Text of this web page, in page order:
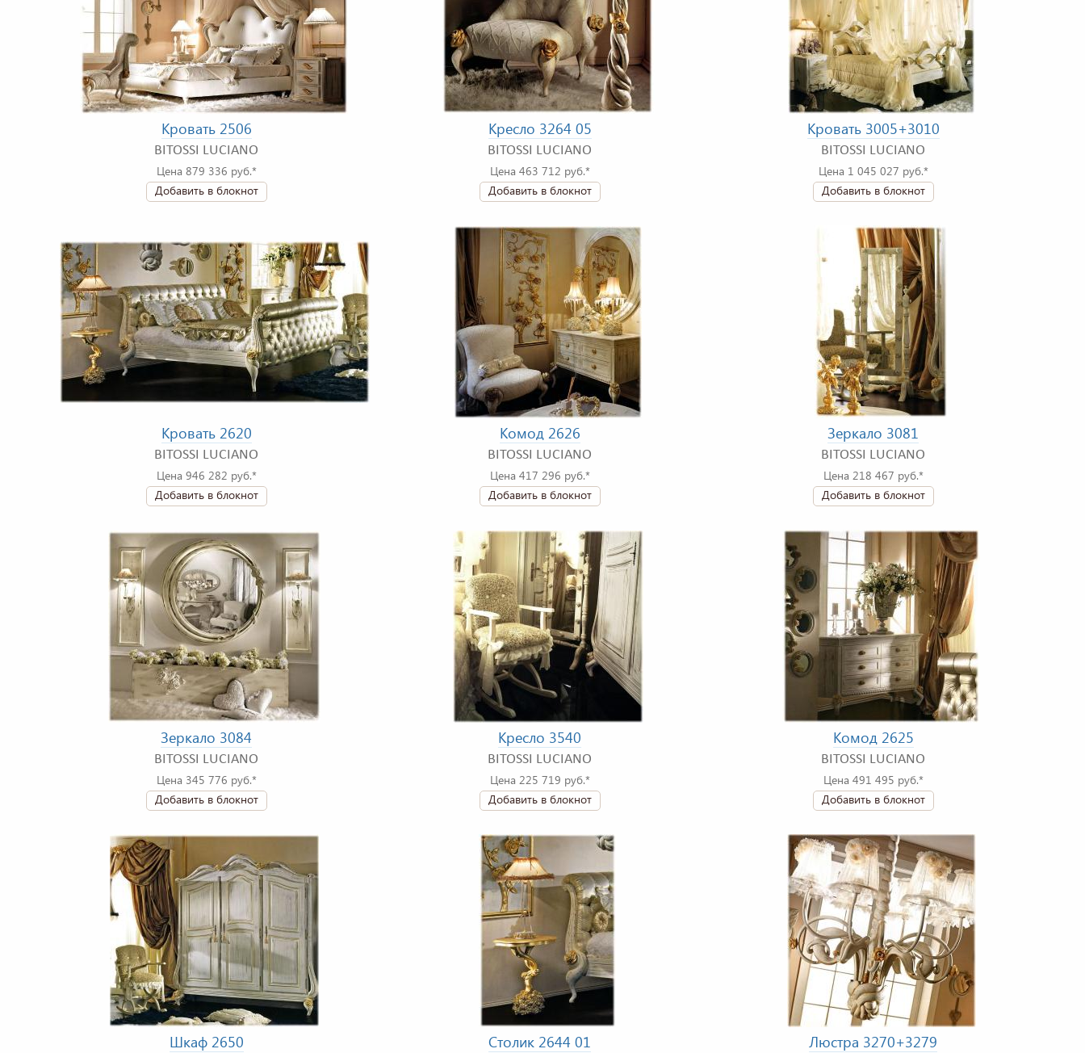
Кровать 2506
BITOSSI LUCIANO
Цена 879 336 руб.*
Добавить в блокнот
Кресло 3264 05
BITOSSI LUCIANO
Цена 463 712 руб.*
Добавить в блокнот
Кровать 3005+3010
BITOSSI LUCIANO
Цена 1 045 027 руб.*
Добавить в блокнот
Кровать 2620
BITOSSI LUCIANO
Цена 946 282 руб.*
Добавить в блокнот
Комод 2626
BITOSSI LUCIANO
Цена 417 296 руб.*
Добавить в блокнот
Зеркало 3081
BITOSSI LUCIANO
Цена 218 467 руб.*
Добавить в блокнот
Зеркало 3084
BITOSSI LUCIANO
Цена 345 776 руб.*
Добавить в блокнот
Кресло 3540
BITOSSI LUCIANO
Цена 225 719 руб.*
Добавить в блокнот
Комод 2625
BITOSSI LUCIANO
Цена 491 495 руб.*
Добавить в блокнот
Шкаф 2650 Столик 2644 01 Люстра 3270+3279